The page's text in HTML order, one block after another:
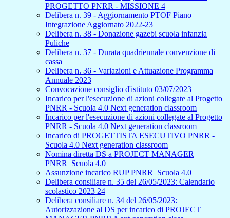
PROGETTO PNRR - MISSIONE 4
Delibera n. 39 - Aggiornamento PTOF Piano
Integrazione Aggiornato 2022-23
Delibera n. 38 - Donazione gazebi scuola infanzia
Puliche
Delibera n. 37 - Durata quadriennale convenzione di
cassa
Delibera n. 36 - Variazioni e Attuazione Programma
Annuale 2023
Convocazione consiglio d'istituto 03/07/2023
Incarico per l'esecuzione di azioni collegate al Progetto
PNRR - Scuola 4.0 Next generation classroom
Incarico per l'esecuzione di azioni collegate al Progetto
PNRR - Scuola 4.0 Next generation classroom
Incarico di PROGETTISTA ESECUTIVO PNRR -
Scuola 4.0 Next generation classroom
Nomina diretta DS a PROJECT MANAGER
PNRR_Scuola 4.0
Assunzione incarico RUP PNRR_Scuola 4.0
Delibera consiliare n. 35 del 26/05/2023: Calendario
scolastico 2023 24
Delibera consiliare n. 34 del 26/05/2023:
Autorizzazione al DS per incarico di PROJECT